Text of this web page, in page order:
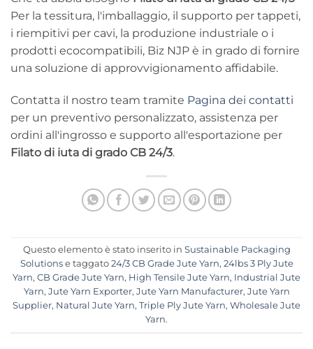
Per la tessitura, l'imballaggio, il supporto per tappeti,
i riempitivi per cavi, la produzione industriale o i
prodotti ecocompatibili, Biz NJP è in grado di fornire
una soluzione di approvvigionamento affidabile.
Contatta il nostro team tramite Pagina dei contatti
per un preventivo personalizzato, assistenza per
ordini all'ingrosso e supporto all'esportazione per
Filato di iuta di grado CB 24/3.
Questo elemento è stato inserito in Sustainable Packaging
Solutionse taggato 24/3 CB Grade Jute Yarn, 24lbs 3 Ply Jute
Yarn, CB Grade Jute Yarn, High Tensile Jute Yarn, Industrial Jute
Yarn, Jute Yarn Exporter, Jute Yarn Manufacturer, Jute Yarn
Supplier, Natural Jute Yarn, Triple Ply Jute Yarn, Wholesale Jute
Yarn.